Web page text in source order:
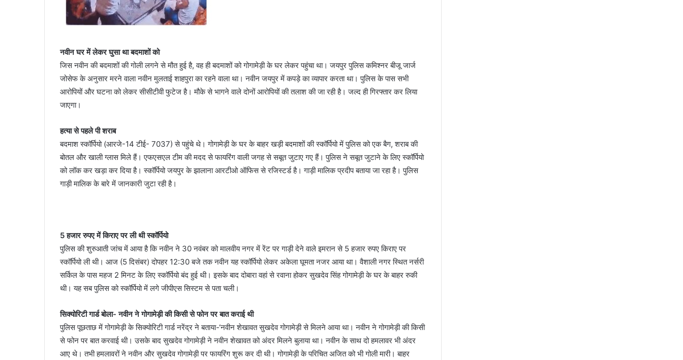
नवीन घर में लेकर घुसा था बदमाशों को
जिस नवीन की बदमाशों की गोली लगने से मौत हुई है, वह ही बदमाशों को गोगामेड़ी के घर लेकर पहुंचा था। जयपुर पुलिस कमिश्नर बीजू जार्ज
जोसेफ के अनुसार मरने वाला नवीन मुलताई शाहपुरा का रहने वाला था। नवीन जयपुर में कपड़े का व्यापार करता था। पुलिस के पास सभी
आरोपियों और घटना को लेकर सीसीटीवी फुटेज है। मौके से भागने वाले दोनों आरोपियों की तलाश की जा रही है। जल्द ही गिरफ्तार कर लिया
जाएगा।
हत्या से पहले पी शराब
बदमाश स्कॉर्पियो (आरजे-14 टीई- 7037) से पहुंचे थे। गोगामेड़ी के घर के बाहर खड़ी बदमाशों की स्कॉर्पियो में पुलिस को एक बैग, शराब की
बोतल और खाली ग्लास मिले हैं। एफएसएल टीम की मदद से फायरिंग वाली जगह से सबूत जुटाए गए हैं। पुलिस ने सबूत जुटाने के लिए स्कॉर्पियो
को लॉक कर खड़ा कर दिया है। स्कॉर्पियो जयपुर के झालाना आरटीओ ऑफिस से रजिस्टर्ड है। गाड़ी मालिक प्रदीप बताया जा रहा है। पुलिस
गाड़ी मालिक के बारे में जानकारी जुटा रही है।
5 हजार रुपए में किराए पर ली थी स्कॉर्पियो
पुलिस की शुरुआती जांच में आया है कि नवीन ने 30 नवंबर को मालवीय नगर में रेंट पर गाड़ी देने वाले इमरान से 5 हजार रुपए किराए पर
स्कॉर्पियो ली थी। आज (5 दिसंबर) दोपहर 12:30 बजे तक नवीन यह स्कॉर्पियो लेकर अकेला घूमता नजर आया था। वैशाली नगर स्थित नर्सरी
सर्किल के पास महज 2 मिनट के लिए स्कॉर्पियो बंद हुई थी। इसके बाद दोबारा वहां से रवाना होकर सुखदेव सिंह गोगामेड़ी के घर के बाहर रुकी
थी। यह सब पुलिस को स्कॉर्पियो में लगे जीपीएस सिस्टम से पता चली।
सिक्योरिटी गार्ड बोला- नवीन ने गोगामेड़ी की किसी से फोन पर बात कराई थी
पुलिस पूछताछ में गोगामेड़ी के सिक्योरिटी गार्ड नरेंद्र ने बताया-‘नवीन शेखावत सुखदेव गोगामेड़ी से मिलने आया था। नवीन ने गोगामेड़ी की किसी
से फोन पर बात करवाई थी। उसके बाद सुखदेव गोगामेड़ी ने नवीन शेखावत को अंदर मिलने बुलाया था। नवीन के साथ दो हमलावर भी अंदर
आए थे। तभी हमलावरों ने नवीन और सुखदेव गोगामेड़ी पर फायरिंग शुरू कर दी थी। गोगामेड़ी के परिचित अजित को भी गोली मारी। बाहर